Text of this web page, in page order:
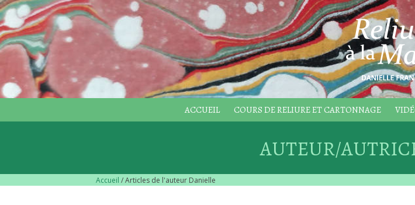
ACCUEIL COURS DE RELIURE ET CARTONNAGE
AUTEUR/
Accueil / Articles de l'auteur Danielle